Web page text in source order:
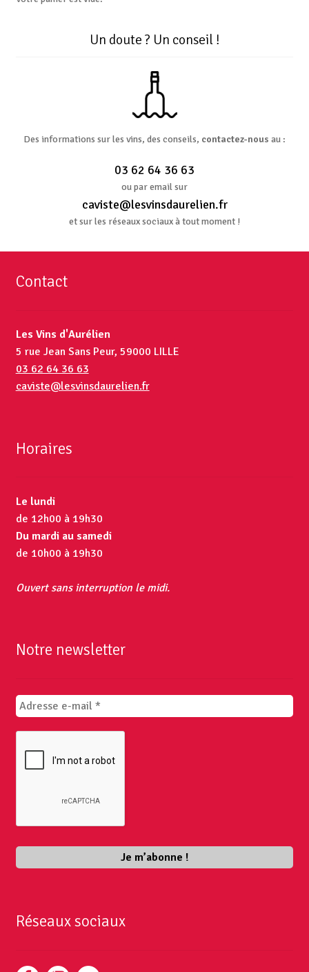
Un doute ? Un conseil !
Des informations sur les vins, des conseils, contactez-nous au :
03 62 64 36 63
ou par email sur
caviste@lesvinsdaurelien.fr
et sur les réseaux sociaux à tout moment !
Contact
Les Vins d'Aurélien
5 rue Jean Sans Peur, 59000 LILLE
03 62 64 36 63
caviste@lesvinsdaurelien.fr
Horaires
Le lundi
de 12h00 à 19h30
Du mardi au samedi
de 10h00 à 19h30
Ouvert sans interruption le midi.
Notre newsletter
Réseaux sociaux